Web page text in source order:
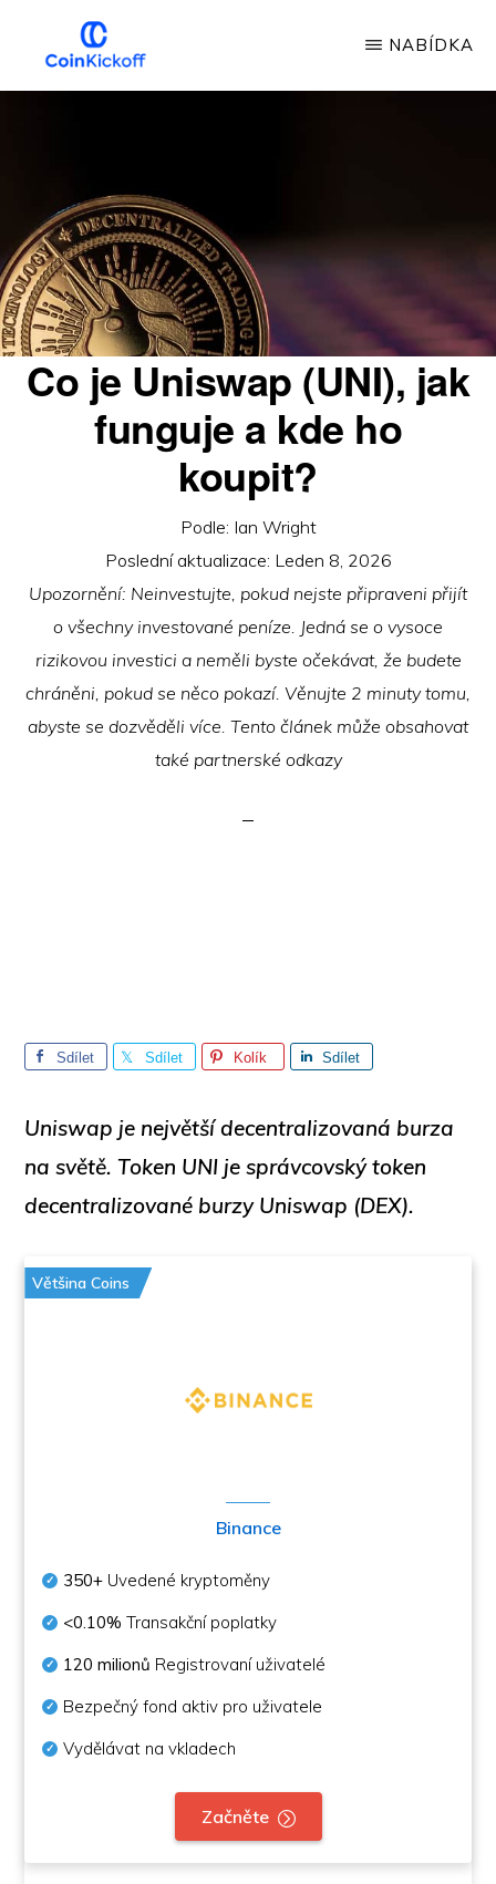
hlavní
COIN
NABÍDKA
Co je Uniswap (UNI), jak
funguje a kde ho
koupit?
Podle: Ian Wright
Poslední aktualizace: Leden 8, 2026
Upozornění: Neinvestujte, pokud nejste připraveni přijít
o všechny investované peníze. Jedná se o vysoce
rizikovou investici a neměli byste očekávat, že budete
chráněni, pokud se něco pokazí. Věnujte 2 minuty tomu,
abyste se dozvěděli více. Tento článek může obsahovat
také partnerské odkazy
Sdílet Sdílet Kolík Sdílet
Uniswap je největší decentralizovaná burza
na světě.Token UNI je správcovský token
decentralizované burzy Uniswap (DEX).
Většina Coins
Binance
350+ Uvedené kryptoměny
<0.10% Transakční poplatky
120 milionů Registrovaní uživatelé
Bezpečný fond aktiv pro uživatele
Vydělávat na vkladech
Začněte